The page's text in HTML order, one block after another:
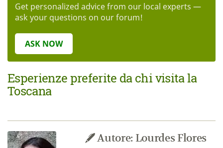
Get personalized advice from our local experts —
ask your questions on our forum!
ASK NOW
Esperienze preferite da chi visita la
Toscana
Autore: Lourdes Flores